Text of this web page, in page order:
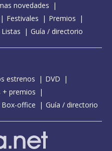
novedades
Festivales
Premios
Listas Guía / directorio
estrenos
DVD
+ premios
Box-office Guía / directorio